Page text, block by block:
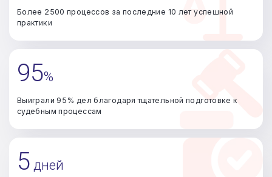
Более 2500 процессов за последние 10 лет успешной
практики
95%
Выиграли 95% дел благодаря тщательной подготовке к
судебным процессам
5 дней